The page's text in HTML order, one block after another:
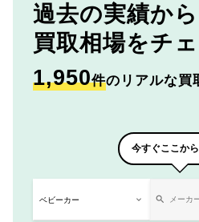
過去の実績から
買取相場をチ
1,950件のリアルな買
今すぐここから